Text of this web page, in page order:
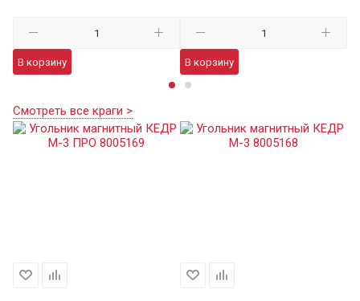
В корзину В корзину
Смотреть все краги >